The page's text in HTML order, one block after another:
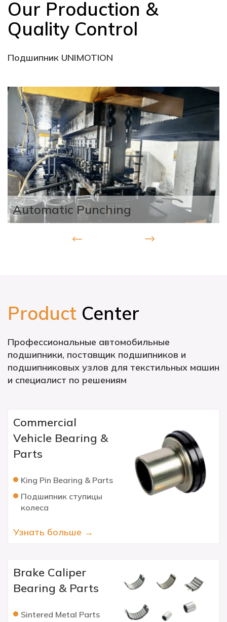
Our Production &
Quality Control
Подшипник UNIMOTION
Assembling
Product Center
Профессиональные автомобильные
подшипники, поставщик подшипников и
подшипниковых узлов для текстильных машин
и специалист по решениям
Commercial
Vehicle Bearing &
Parts
King Pin Bearing & Parts
Подшипник ступицы
колеса
Узнать больше →
Brake Caliper
Bearing & Parts
Sintered Metal Parts